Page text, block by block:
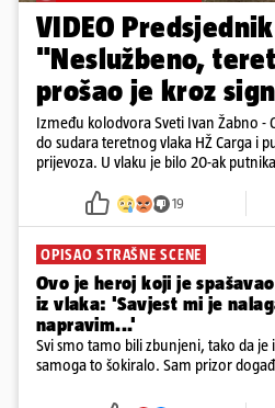
VIDEO
"Neslužbeno,
prošao je kroz
Između kolodvora Sveti Ivan Žabno -
do sudara teretnog vlaka HŽ Carga i
prijevoza. U vlaku je bilo 20-ak
19
OPISAO STRAŠNE SCENE
Ovo je heroj koji je
iz vlaka: 'Savjest mi je
napravim...'
Svi smo tamo bili zbunjeni, tako da je
samoga to šokiralo. Sam prizor